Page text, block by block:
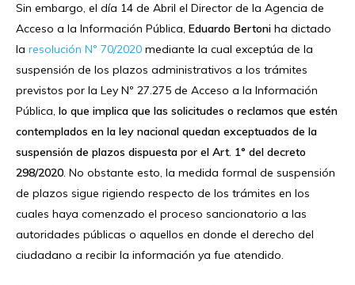
Sin embargo, el día 14 de Abril el Director de la Agencia de
Acceso a la Información Pública, Eduardo Bertoni ha dictado
la resolución N° 70/2020 mediante la cual exceptúa de la
suspensión de los plazos administrativos a los trámites
previstos por la Ley Nº 27.275 de Acceso a la Información
Pública, lo que implica que las solicitudes o reclamos que estén
contemplados en la ley nacional quedan exceptuados de la
suspensión de plazos dispuesta por el Art. 1° del decreto
298/2020. No obstante esto, la medida formal de suspensión
de plazos sigue rigiendo respecto de los trámites en los
cuales haya comenzado el proceso sancionatorio a las
autoridades públicas o aquellos en donde el derecho del
ciudadano a recibir la información ya fue atendido.